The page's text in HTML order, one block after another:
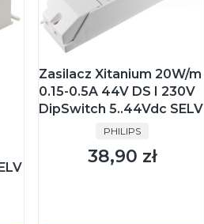
Zasilacz Xitanium 20W/m
0.15-0.5A 44V DS I 230V
DipSwitch 5..44Vdc SELV
PRODUCENT
PHILIPS
Cena
38,90 zł